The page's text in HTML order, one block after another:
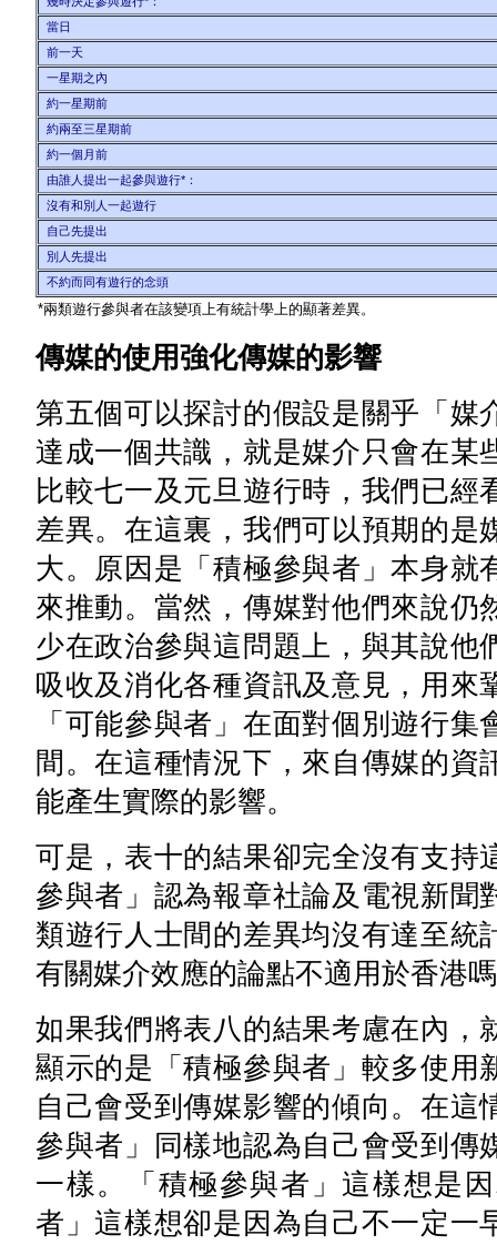
當日
前一天
一星期之內
約一星期前
約兩至三星期前
約一個月前
由誰人提出一起參與遊行*：
沒有和別人一起遊行
自己先提出
別人先提出
不約而同有遊行的念頭
*兩類遊行參與者在該變項上有統計學上的顯著差異。
傳媒的使用強化傳媒的影響
第五個可以探討的假設是關乎「媒
達成一個共識，就是媒介只會在某
比較七一及元旦遊行時，我們已
差異。在這裏，我們可以預期的是
大。原因是「積極參與者」本身就
來推動。當然，傳媒對他們來說仍
少在政治參與這問題上，與其說他
吸收及消化各種資訊及意見，用
「可能參與者」在面對個別遊行
間。在這種情況下，來自傳媒的
能產生實際的影響。
可是，表十的結果卻完全沒有支持
參與者」認為報章社論及電視新聞
類遊行人士間的差異均沒有達至統
有關媒介效應的論點不適用於香港
如果我們將表八的結果考慮在內，
顯示的是「積極參與者」較多使用
自己會受到傳媒影響的傾向。在
參與者」同樣地認為自己會受到傳
一樣。「積極參與者」這樣想是
者」這樣想卻是因為自己不一定一